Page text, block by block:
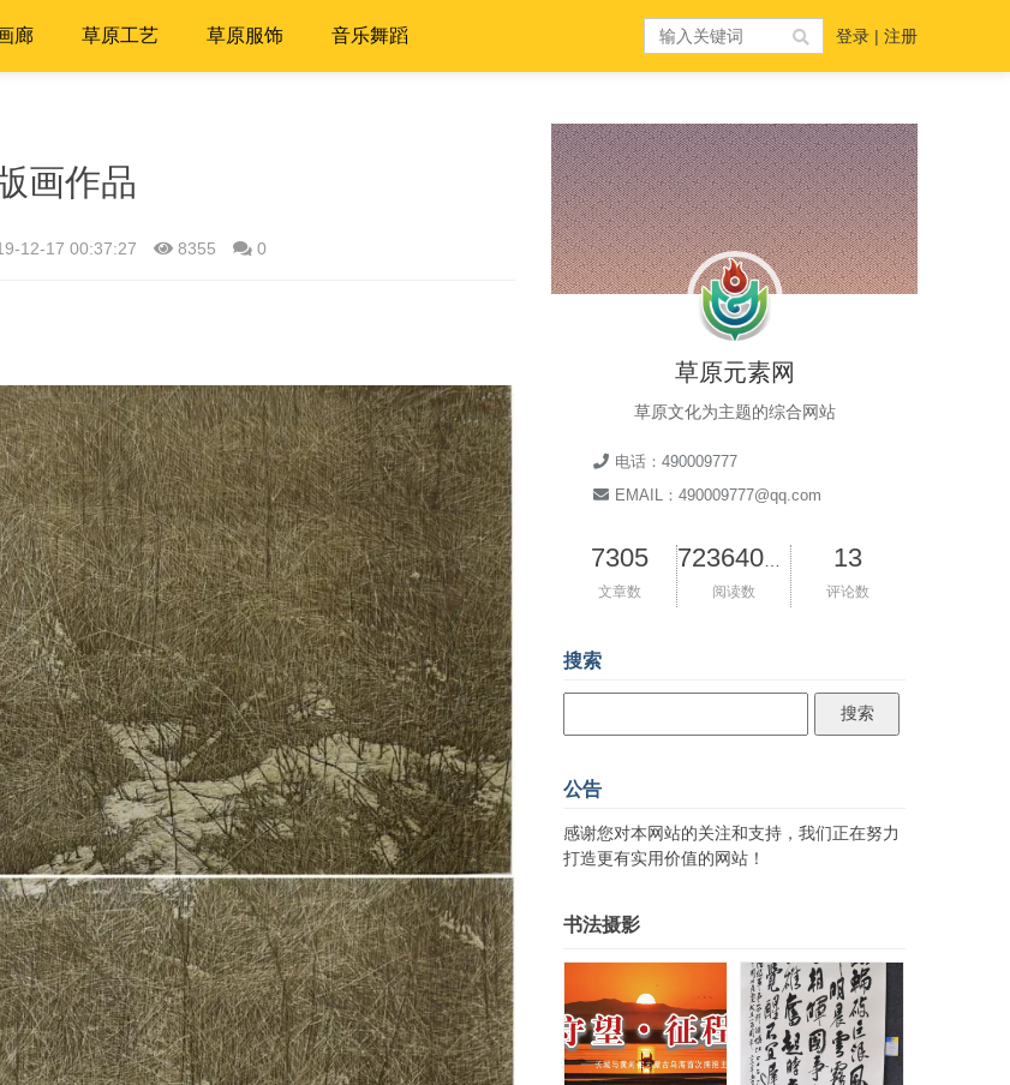
廊 草原工艺 草原服饰 音乐舞蹈 登录 | 注册
画作品
12-17 00:37:27 8355 0
草原元素网
草原文化为主题的综合网站
电话：490009777
EMAIL：490009777@qq.com
7305
文章数 阅读数
13
评论数
搜索
公告
感谢您对本网站的关注和支持，我们正在努力
打造更有实用价值的网站！
书法摄影